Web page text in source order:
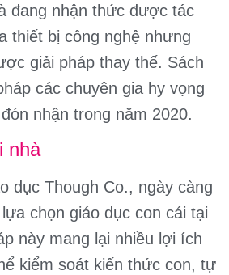
đang nhận thức được tác
thiết bị công nghệ nhưng
giải pháp thay thế. Sách
các chuyên gia hy vọng
nhận trong năm 2020.
nhà
dục Though Co., ngày càng
chọn giáo dục con cái tại
này mang lại nhiều lợi ích
kiểm soát kiến thức con, tự